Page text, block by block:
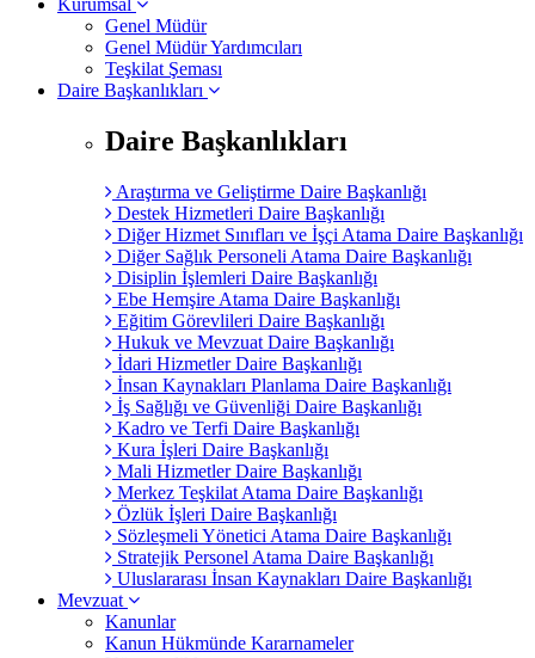
Kurumsal
Genel Müdür
Genel Müdür Yardımcıları
Teşkilat Şeması
Daire Başkanlıkları
Daire Başkanlıkları
Araştırma ve Geliştirme Daire Başkanlığı
Destek Hizmetleri Daire Başkanlığı
Diğer Hizmet Sınıfları ve İşçi Atama Daire Başkanlığı
Diğer Sağlık Personeli Atama Daire Başkanlığı
Disiplin İşlemleri Daire Başkanlığı
Ebe Hemşire Atama Daire Başkanlığı
Eğitim Görevlileri Daire Başkanlığı
Hukuk ve Mevzuat Daire Başkanlığı
İdari Hizmetler Daire Başkanlığı
İnsan Kaynakları Planlama Daire Başkanlığı
İş Sağlığı ve Güvenliği Daire Başkanlığı
Kadro ve Terfi Daire Başkanlığı
Kura İşleri Daire Başkanlığı
Mali Hizmetler Daire Başkanlığı
Merkez Teşkilat Atama Daire Başkanlığı
Özlük İşleri Daire Başkanlığı
Sözleşmeli Yönetici Atama Daire Başkanlığı
Stratejik Personel Atama Daire Başkanlığı
Uluslararası İnsan Kaynakları Daire Başkanlığı
Mevzuat
Kanunlar
Kanun Hükmünde Kararnameler